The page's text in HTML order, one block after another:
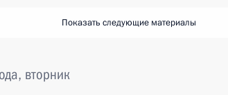
Показать следующие материалы
вторник